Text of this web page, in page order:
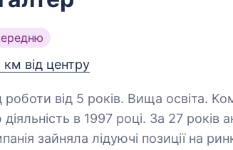
км від центру
від 5 років. Вища освіта. Компанія
в 1997 році. За 27 років
зайняла лідуючі позиції на